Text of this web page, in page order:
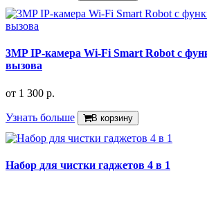
3MP IP-камера Wi-Fi Smart Robot с
вызова
от 1 300 р.
Узнать больше В корзину
Набор для чистки гаджетов 4 в 1